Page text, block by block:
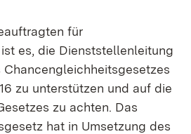
für
es, die Dienststellenleitung
Chancengleichheitsgesetzes
zu unterstützen und auf die
zu achten. Das
hat in Umsetzung des